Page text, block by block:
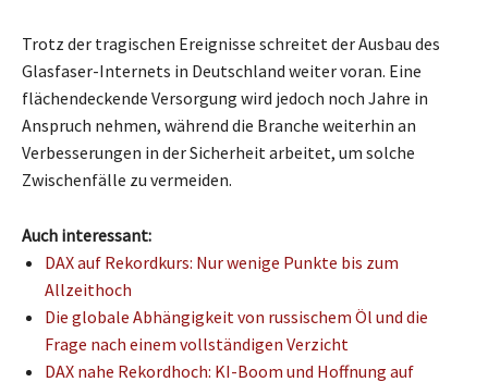
Trotz der tragischen Ereignisse schreitet der Ausbau des
Glasfaser-Internets in Deutschland weiter voran. Eine
flächendeckende Versorgung wird jedoch noch Jahre in
Anspruch nehmen, während die Branche weiterhin an
Verbesserungen in der Sicherheit arbeitet, um solche
Zwischenfälle zu vermeiden.
Auch interessant:
DAX auf Rekordkurs: Nur wenige Punkte bis zum
Allzeithoch
Die globale Abhängigkeit von russischem Öl und die
Frage nach einem vollständigen Verzicht
DAX nahe Rekordhoch: KI-Boom und Hoffnung auf